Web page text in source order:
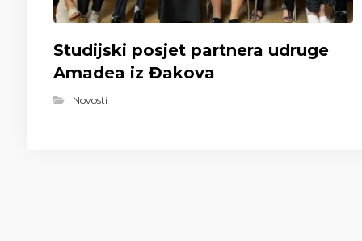
Studijski posjet partnera udruge
Amadea iz Đakova
Novosti